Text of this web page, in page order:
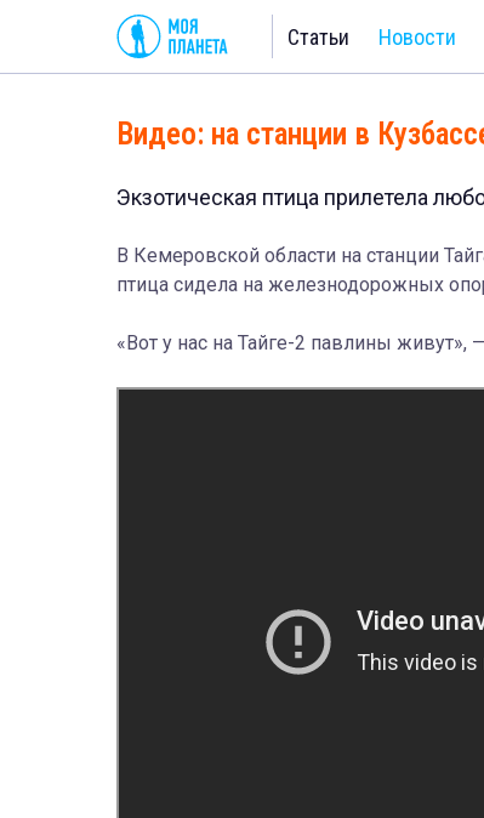
Статьи Новости
Видео: на станции в
Экзотическая птица прилетела
В Кемеровской области на станции
птица сидела на железнодорожных
«Вот у нас на Тайге-2 павлины